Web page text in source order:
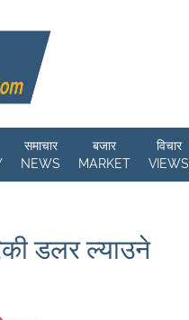
समाचार
NEWS
बजार
MARKET
विचार
VIEWS
डलर ल्याउने